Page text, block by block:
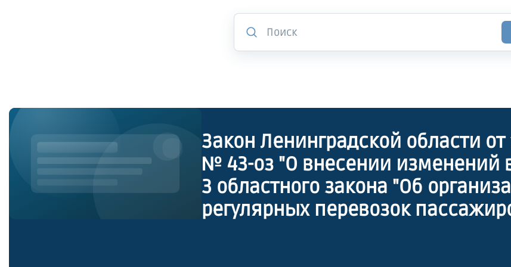
Закон Ленинградской области от
№ 43-оз "О внесении изменений
3 областного закона "Об
регулярных перевозок
Ленинградской области" и